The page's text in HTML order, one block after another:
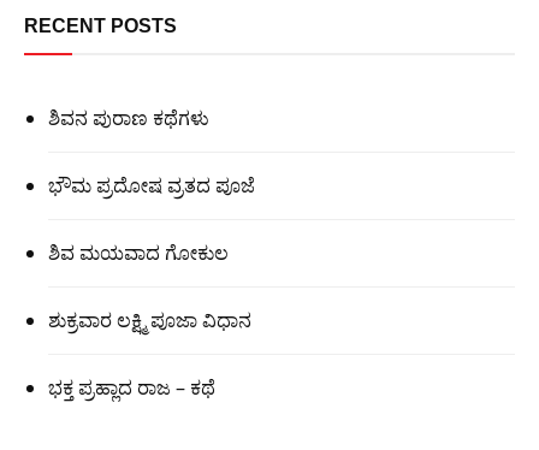
RECENT POSTS
ಶಿವನ ಪುರಾಣ ಕಥೆಗಳು
ಭೌಮ ಪ್ರದೋಷ ವ್ರತದ ಪೂಜೆ
ಶಿವ ಮಯವಾದ ಗೋಕುಲ
ಶುಕ್ರವಾರ ಲಕ್ಷ್ಮಿ ಪೂಜಾ ವಿಧಾನ
ಭಕ್ತ ಪ್ರಹ್ಲಾದ ರಾಜ – ಕಥೆ